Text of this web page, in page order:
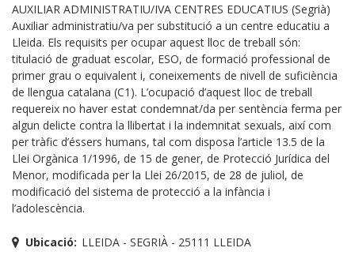
AUXILIAR ADMINISTRATIU/IVA CENTRES EDUCATIUS (Segrià)
Auxiliar administratiu/va per substitució a un centre educatiu a
Lleida. Els requisits per ocupar aquest lloc de treball són:
titulació de graduat escolar, ESO, de formació professional de
primer grau o equivalent i, coneixements de nivell de suficiència
de llengua catalana (C1). L’ocupació d’aquest lloc de treball
requereix no haver estat condemnat/da per sentència ferma per
algun delicte contra la llibertat i la indemnitat sexuals, així com
per tràfic d’éssers humans, tal com disposa l’article 13.5 de la
Llei Orgànica 1/1996, de 15 de gener, de Protecció Jurídica del
Menor, modificada per la Llei 26/2015, de 28 de juliol, de
modificació del sistema de protecció a la infància i
l’adolescència.
Ubicació: LLEIDA - SEGRIÀ - 25111 LLEIDA